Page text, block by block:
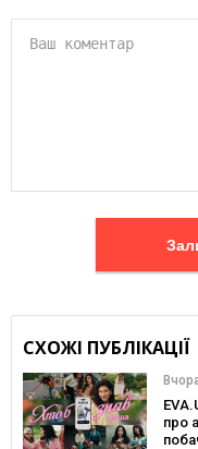
СХОЖІ ПУБЛІКАЦІЇ
про